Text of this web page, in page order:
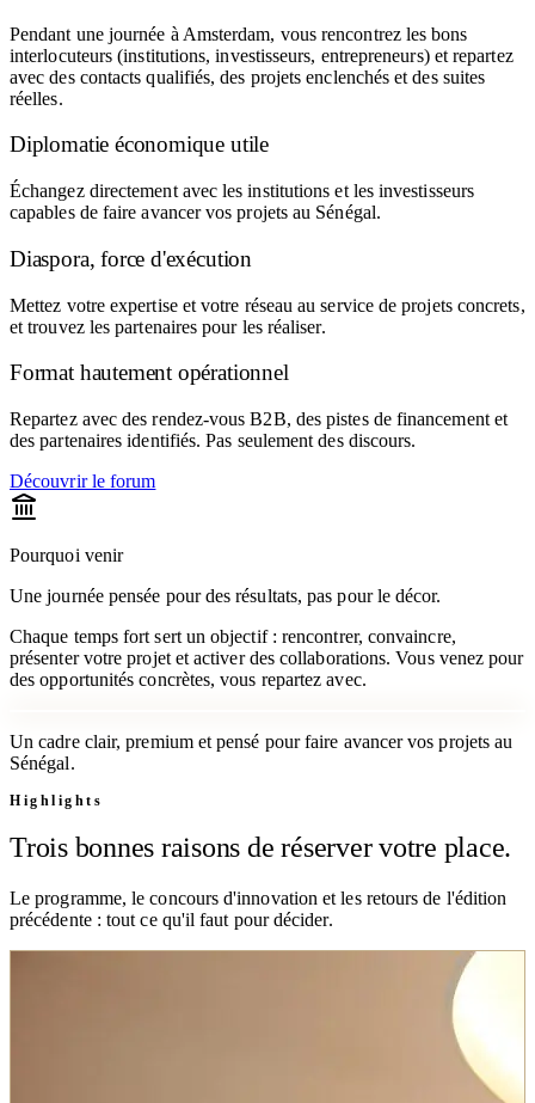
Pendant une journée à Amsterdam, vous rencontrez les bons
interlocuteurs (institutions, investisseurs, entrepreneurs) et repartez
avec des contacts qualifiés, des projets enclenchés et des suites
réelles.
Diplomatie économique utile
Échangez directement avec les institutions et les investisseurs
capables de faire avancer vos projets au Sénégal.
Diaspora, force d'exécution
Mettez votre expertise et votre réseau au service de projets concrets,
et trouvez les partenaires pour les réaliser.
Format hautement opérationnel
Repartez avec des rendez-vous B2B, des pistes de financement et
des partenaires identifiés. Pas seulement des discours.
Découvrir le forum
Pourquoi venir
Une journée pensée pour des résultats, pas pour le décor.
Chaque temps fort sert un objectif : rencontrer, convaincre,
présenter votre projet et activer des collaborations. Vous venez pour
des opportunités concrètes, vous repartez avec.
Un cadre clair, premium et pensé pour faire avancer vos projets au
Sénégal.
Highlights
Trois bonnes raisons de réserver votre place.
Le programme, le concours d'innovation et les retours de l'édition
précédente : tout ce qu'il faut pour décider.